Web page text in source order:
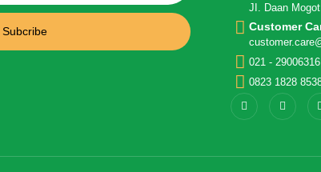
Subcribe
JI. Daan
Customer
021 - 29006316
0823 1828